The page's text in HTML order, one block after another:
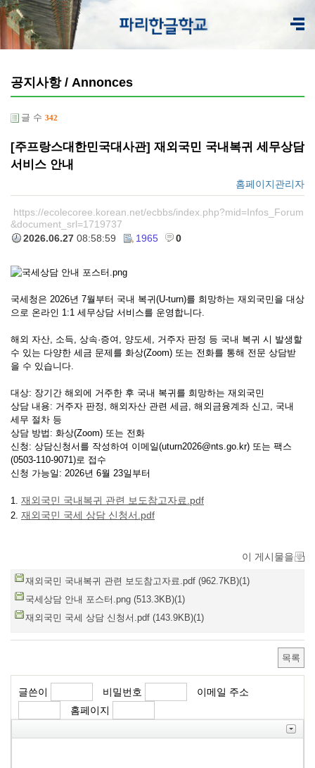
공지사항 / Annonces
글 수 342
[주프랑스대한민국대사관] 재외국민 국내복귀 세무상담
서비스 안내
홈페이지관리자
https://ecolecoree.korean.net/ecbbs/index.php?mid=Infos_Forum
&document_srl=1719737
2026.06.27 08:58:59 1965 0
국세청은 2026년 7월부터 국내 복귀(U-turn)를 희망하는 재외국민을 대상
으로 온라인 1:1 세무상담 서비스를 운영합니다.
해외 자산, 소득, 상속·증여, 양도세, 거주자 판정 등 국내 복귀 시 발생할
수 있는 다양한 세금 문제를 화상(Zoom) 또는 전화를 통해 전문 상담받
을 수 있습니다.
대상: 장기간 해외에 거주한 후 국내 복귀를 희망하는 재외국민
상담 내용: 거주자 판정, 해외자산 관련 세금, 해외금융계좌 신고, 국내
세무 절차 등
상담 방법: 화상(Zoom) 또는 전화
신청: 상담신청서를 작성하여 이메일(uturn2026@nts.go.kr) 또는 팩스
(0503-110-9071)로 접수
신청 가능일: 2026년 6월 23일부터
1. 재외국민 국내복귀 관련 보도참고자료.pdf
2. 재외국민 국세 상담 신청서.pdf
이 게시물을
재외국민 국내복귀 관련 보도참고자료.pdf (962.7KB)(1)
국세상담 안내 포스터.png (513.3KB)(1)
재외국민 국세 상담 신청서.pdf (143.9KB)(1)
목록
글쓴이 비밀번호
이메일 주소
홈페이지